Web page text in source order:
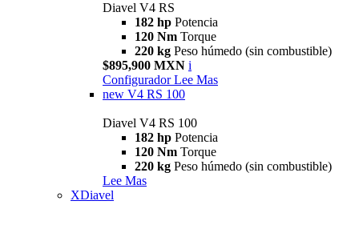
Diavel V4 RS
182 hp Potencia
120 Nm Torque
220 kg Peso húmedo (sin combustible)
$895,900 MXN i
Configurador Lee Mas
new V4 RS 100
Diavel V4 RS 100
182 hp Potencia
120 Nm Torque
220 kg Peso húmedo (sin combustible)
Lee Mas
XDiavel